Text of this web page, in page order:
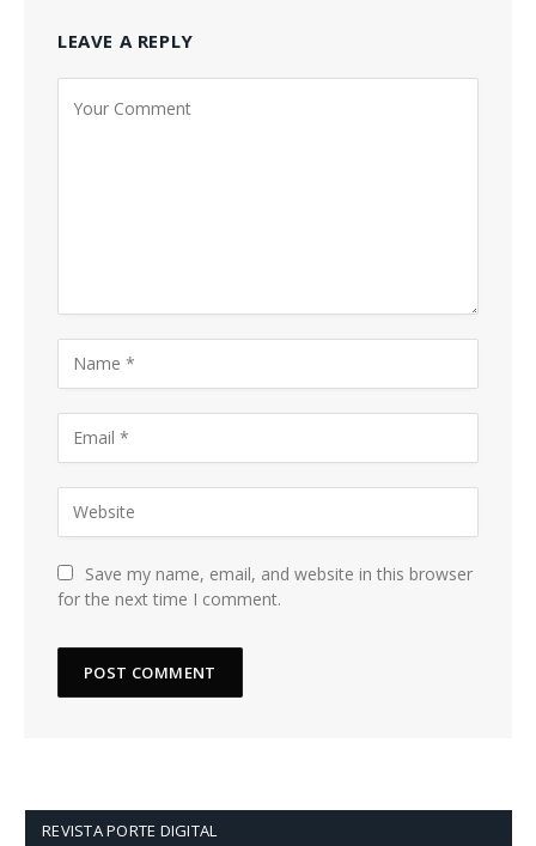
LEAVE A REPLY
Save my name, email, and website in this browser
for the next time I comment.
REVISTA PORTE DIGITAL